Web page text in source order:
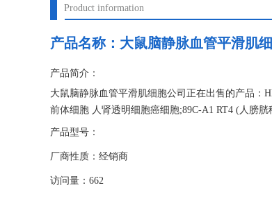
Product information
产品名称： 大鼠脑静脉血管平滑肌
产品简介：
大鼠脑静脉血管平滑肌细胞公司正在出售的产品：
前体细胞 人肾透明细胞癌细胞;89C-A1 RT4 (人膀
产品型号：
厂商性质：经销商
访问量：662